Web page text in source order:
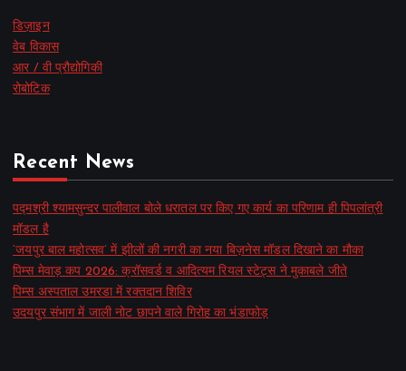
डिज़ाइन
वेब विकास
आर / वी प्रौद्योगिकी
रोबोटिक
Recent News
पद्मश्री श्यामसुन्दर पालीवाल बोले धरातल पर किए गए कार्य का परिणाम ही पिपलांत्री
मॉडल है
‘जयपुर बाल महोत्सव’ में झीलों की नगरी का नया बिज़नेस मॉडल दिखाने का मौका
पिम्स मेवाड़ कप 2026: क्रॉसवर्ड व आदित्यम रियल स्टेट्स ने मुकाबले जीते
पिम्स अस्पताल उमरडा में रक्तदान शिविर
उदयपुर संभाग में जाली नोट छापने वाले गिरोह का भंडाफोड़